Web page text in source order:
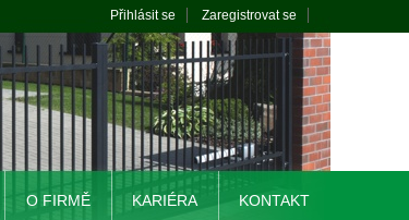
Přihlásit se Zaregistrovat se
O FIRMĚ KARIÉRA KONTAKT